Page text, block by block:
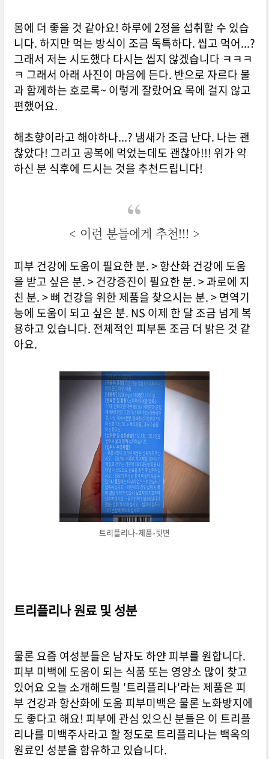
몸에 더 좋을 것 같아요! 하루에 2정을 섭취할 수 있습
니다. 하지만 먹는 방식이 조금 독특하다. 씹고 먹어...?
그래서 저는 시도했다 다시는 씹지 않겠습니다 ㅋㅋㅋ
ㅋ 그래서 아래 사진이 마음에 든다. 반으로 자르다 물
과 함께하는 호로록~ 이렇게 잘랐어요 목에 걸지 않고
편했어요.
해초향이라고 해야하나...? 냄새가 조금 난다. 나는 괜
찮았다! 그리고 공복에 먹었는데도 괜찮아!!! 위가 약
하신 분 식후에 드시는 것을 추천드립니다!
< 이런 분들에게 추천!!! >
피부 건강에 도움이 필요한 분. > 항산화 건강에 도움
을 받고 싶은 분. > 건강증진이 필요한 분. > 과로에 지
친 분. > 뼈 건강을 위한 제품을 찾으시는 분. > 면역기
능에 도움이 되고 싶은 분. NS 이제 한 달 조금 넘게 복
용하고 있습니다. 전체적인 피부톤 조금 더 밝은 것 같
아요.
트리플리나-제품-뒷면
트리플리나 원료 및 성분
물론 요즘 여성분들은 남자도 하얀 피부를 원합니다.
피부 미백에 도움이 되는 식품 또는 영양소 많이 찾고
있어요 오늘 소개해드릴 '트리플리나'라는 제품은 피
부 건강과 항산화에 도움 피부미백은 물론 노화방지에
도 좋다고 해요! 피부에 관심 있으신 분들은 이 트리플
리나를 미백주사라고 할 정도로 트리플리나는 백옥의
원료인 성분을 함유하고 있습니다.